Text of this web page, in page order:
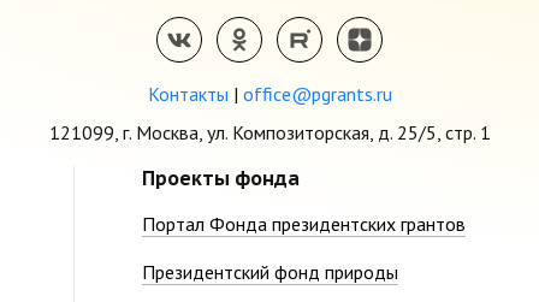
Контакты | office@pgrants.ru
121099, г. Москва, ул. Композиторская, д. 25/5, стр. 1
Проекты фонда
Портал Фонда президентских грантов
Президентский фонд природы